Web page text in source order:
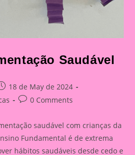
Saudável
18 de May de 2024
Post0 Comments
saudável com crianças da
Fundamental é de extrema
hábitos saudáveis desde cedo e